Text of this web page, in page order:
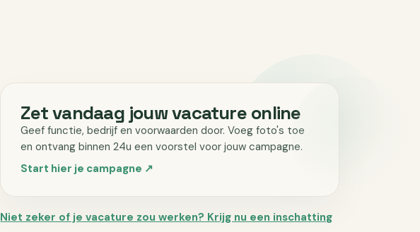
Zet vandaag jouw vacature online
Geef functie, bedrijf en voorwaarden door. Voeg foto's toe
en ontvang binnen 24u een voorstel voor jouw campagne.
Start hier je campagne ↗
Niet zeker of je vacature zou werken? Krijg nu een inschatting